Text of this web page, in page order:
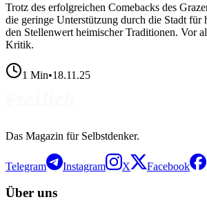
Trotz des erfolgreichen Comebacks des
die geringe Unterstützung durch die Stadt für
den Stellenwert heimischer Traditionen. Vor
Kritik.
1 Min•18.11.25
Das Magazin für Selbstdenker.
Telegram Instagram X Facebook
Über uns